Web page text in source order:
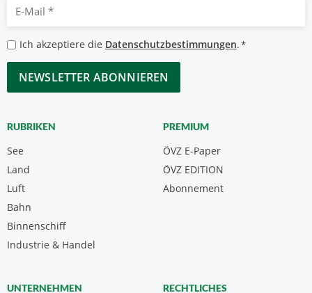
Mail
*
Datenschutzbestimmungen
*
Ich akzeptiere die Datenschutzbestimmungen.*
CAPTCHA
RUBRIKEN
See
Land
Luft
Bahn
Binnenschiff
Industrie & Handel
PREMIUM
ÖVZ E-Paper
Abonnement
ÖVZ EDITION
UNTERNEHMEN RECHTLICHES